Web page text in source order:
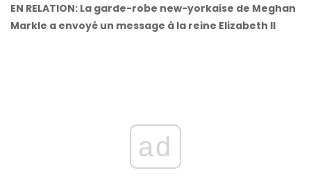
EN RELATION: La garde-robe new-yorkaise de Meghan
Markle a envoyé un message à la reine Elizabeth II
ad